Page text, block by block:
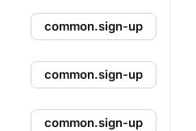
common.sign-up
common.sign-up
common.sign-up